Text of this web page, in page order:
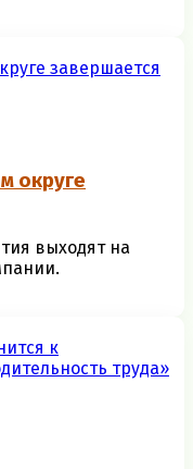
округе
выходят на